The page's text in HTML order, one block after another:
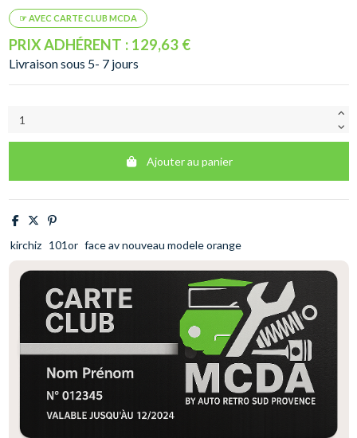
PRIX ADHÉRENT : 129,63 €
Livraison sous 5- 7 jours
Ajouter au panier
kirchiz 101or face av nouveau modele orange